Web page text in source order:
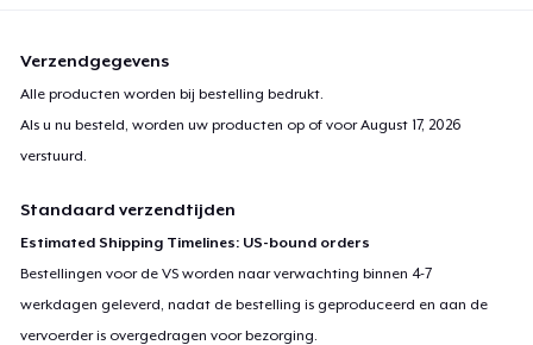
Verzendgegevens
Alle producten worden bij bestelling bedrukt.
Als u nu besteld, worden uw producten op of voorAugust 17, 2026
verstuurd.
Standaard verzendtijden
Estimated Shipping Timelines: US-bound orders
Bestellingen voor de VS worden naar verwachting binnen 4-7
werkdagen geleverd, nadat de bestelling is geproduceerd en aan de
vervoerder is overgedragen voor bezorging.